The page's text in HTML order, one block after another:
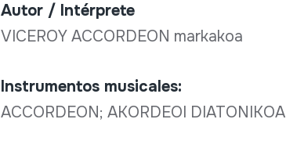
Autor / Intérprete
VICEROY ACCORDEON markakoa
Instrumentos musicales:
ACCORDEON; AKORDEOI DIATONIKOA